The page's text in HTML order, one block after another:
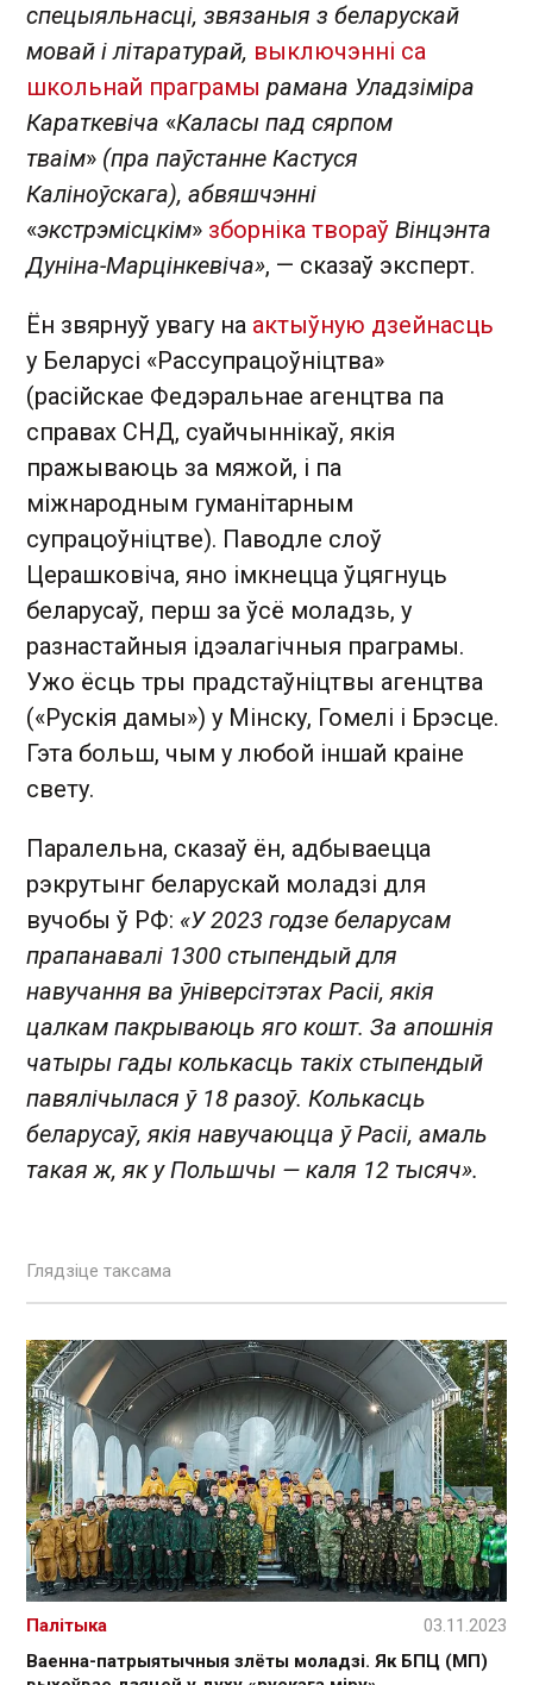
спецыяльнасці, звязаныя з беларускай
мовай і літаратурай, выключэнні са
школьнай праграмы рамана Уладзіміра
Караткевіча «Каласы пад сярпом
тваім» (пра паўстанне Кастуся
Каліноўскага), абвяшчэнні
«экстрэмісцкім» зборніка твораў Вінцэнта
Дуніна-Марцінкевіча», — сказаў эксперт.
Ён звярнуў увагу на актыўную дзейнасць
у Беларусі «Рассупрацоўніцтва»
(расійскае Федэральнае агенцтва па
справах СНД, суайчыннікаў, якія
пражываюць за мяжой, і па
міжнародным гуманітарным
супрацоўніцтве). Паводле слоў
Церашковіча, яно імкнецца ўцягнуць
беларусаў, перш за ўсё моладзь, у
разнастайныя ідэалагічныя праграмы.
Ужо ёсць тры прадстаўніцтвы агенцтва
(«Рускія дамы») у Мінску, Гомелі і Брэсце.
Гэта больш, чым у любой іншай краіне
свету.
Паралельна, сказаў ён, адбываецца
рэкрутынг беларускай моладзі для
вучобы ў РФ: «У 2023 годзе беларусам
прапанавалі 1300 стыпендый для
навучання ва ўніверсітэтах Расіі, якія
цалкам пакрываюць яго кошт. За апошнія
чатыры гады колькасць такіх стыпендый
павялічылася ў 18 разоў. Колькасць
беларусаў, якія навучаюцца ў Расіі, амаль
такая ж, як у Польшчы — каля 12 тысяч».
Глядзіце таксама
Ваенна-патрыятычныя злёты моладзі. Як БПЦ (МП)
Палітыка 03.11.2023